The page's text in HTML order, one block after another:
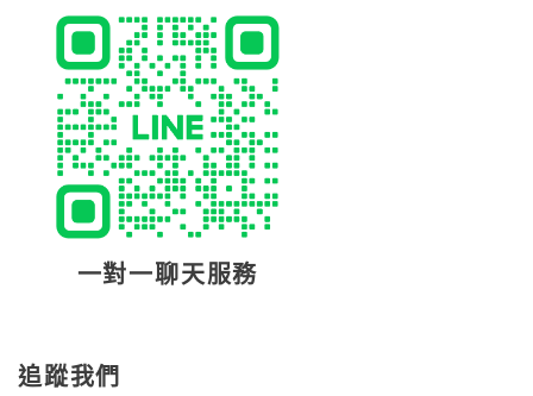
一對一聊天服務
追蹤我們